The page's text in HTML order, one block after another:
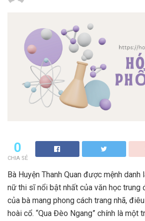
0
CHIA SẺ
Bà Huyện Thanh Quan được mệnh
nữ thi sĩ nổi bật nhất của văn học trung
của bà mang phong cách trang nhã,
hoài cổ. “Qua Đèo Ngang” chính là một